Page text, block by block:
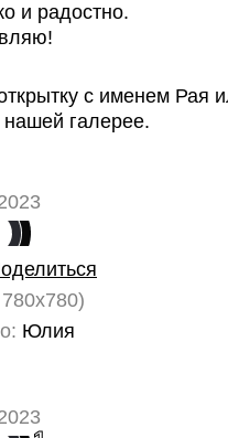
и радостно.
с именем Рая
галерее.
Юлия